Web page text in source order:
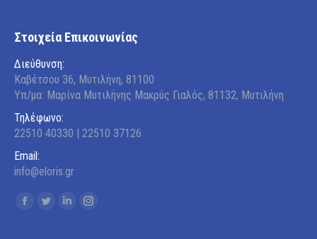
Στοιχεία Επικοινωνίας
Διεύθυνση:
Καβέτσου 36, Μυτιλήνη, 81100
Υπ/μα: Μαρίνα Μυτιλήνης Μακρύς Γιαλός, 81132, Μυτιλήνη
Τηλέφωνο:
22510 40330 | 22510 37126
Email:
info@eloris.gr
Find us on:
Facebook
TwitterLinkedinInstagram